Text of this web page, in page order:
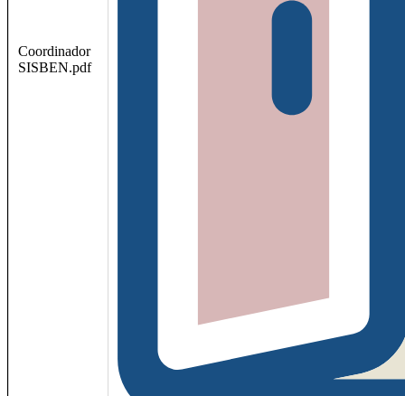
Coordinador
SISBEN.pdf